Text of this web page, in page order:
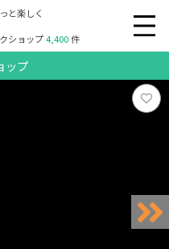
と楽しく
ショップ4,400件
ップ